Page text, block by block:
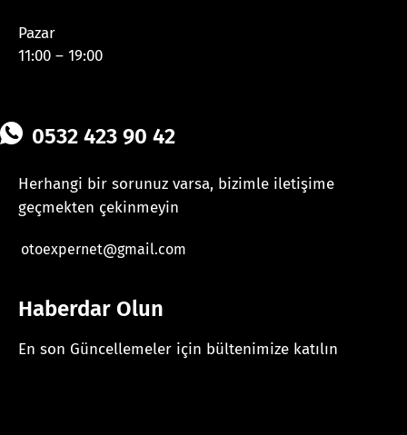
Pazar
11:00 – 19:00
0532 423 90 42
Herhangi bir sorunuz varsa, bizimle iletişime
geçmekten çekinmeyin
otoexpernet@gmail.com
Haberdar Olun
En son Güncellemeler için bültenimize katılın